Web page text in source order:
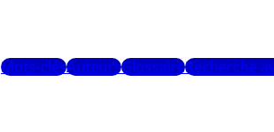
Mots-clésAuteursGlossaireRecherche